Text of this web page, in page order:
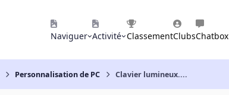
Naviguer Activité ClassementClubsChatbox
Personnalisation de PC Clavier lumineux....